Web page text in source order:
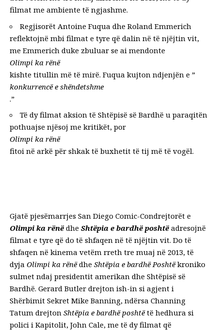
filmat me ambiente të ngjashme.
Regjisorët Antoine Fuqua dhe Roland Emmerich
reflektojnë mbi filmat e tyre që dalin në të njëjtin vit,
me Emmerich duke zbuluar se ai mendonte
Olimpi ka rënë
kishte titullin më të mirë. Fuqua kujton ndjenjën e ”
konkurrencë e shëndetshme
.”
Të dy filmat aksion të Shtëpisë së Bardhë u paraqitën
pothuajse njësoj me kritikët, por
Olimpi ka rënë
fitoi në arkë për shkak të buxhetit të tij më të vogël.
Gjatë pjesëmarrjes San Diego Comic-Condrejtorët e
Olimpi ka rënë dhe Shtëpia e bardhë poshtë adresojnë
filmat e tyre që do të shfaqen në të njëjtin vit. Do të
shfaqen në kinema vetëm rreth tre muaj në 2013, të
dyja Olimpi ka rënëdhe Shtëpia e bardhëPoshtëkroniko
sulmet ndaj presidentit amerikan dhe Shtëpisë së
Bardhë. Gerard Butler drejton ish-in si agjent i
Shërbimit Sekret Mike Banning, ndërsa Channing
Tatum drejton Shtëpia e bardhë poshtëtë hedhura si
polici i Kapitolit, John Cale, me të dy filmat që